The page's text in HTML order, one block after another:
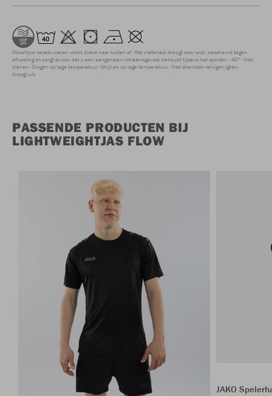
Microfijne vezels voeren vocht direct naar buiten af. Het materiaal droogt zeer snel, beschermt tegen
afkoeling en zorgt ervoor dat u een aangenaam lichaamsgevoel behoudt tijdens het sporten. 40° Niet
bleken Drogen op lage temperatuur Strijken op lage temperatuur Niet chemisch reinigen/geen
droogkuis
PASSENDE PRODUCTEN BIJ
LIGHTWEIGHTJAS FLOW
JAKO